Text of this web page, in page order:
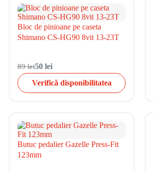
Bloc de pinioane pe caseta
Shimano CS-HG90 8vit 13-23T
89 lei50 lei
Verifică disponibilitatea
Butuc pedalier Gazelle Press-Fit
123mm